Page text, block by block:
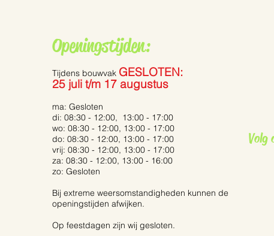
Openingstijden:
Tijdens bouwvak GESLOTEN:
25 juli t/m 17 augustus
ma: Gesloten
di: 08:30 - 12:00, 13:00 - 17:00
wo: 08:30 - 12:00, 13:00 - 17:00
do: 08:30 - 12:00, 13:00 - 17:00
vrij: 08:30 - 12:00, 13:00 - 17:00
za: 08:30 - 12:00, 13:00 - 16:00
zo: Gesloten
Bij extreme weersomstandigheden kunnen de
openingstijden afwijken.
Op feestdagen zijn wij gesloten.
Volg